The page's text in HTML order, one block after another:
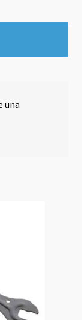
una